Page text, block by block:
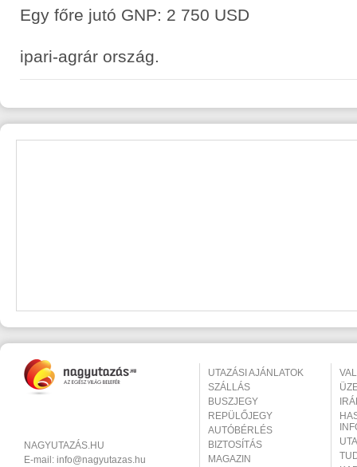
Egy főre jutó GNP: 2 750 USD
ipari-agrár ország.
NAGYUTAZÁS.HU
E-mail: info@nagyutazas.hu
UTAZÁSI AJÁNLATOK
SZÁLLÁS
BUSZJEGY
REPÜLŐJEGY
AUTÓBÉRLÉS
BIZTOSÍTÁS
MAGAZIN